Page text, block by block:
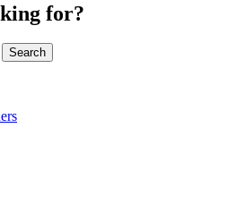
for?
Search